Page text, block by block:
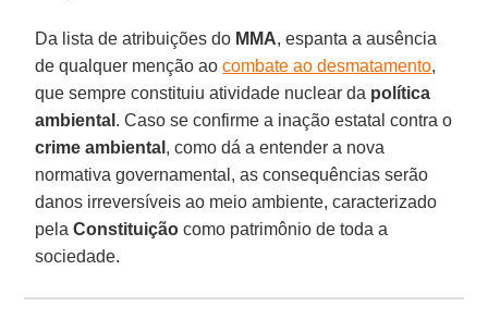
Da lista de atribuições do MMA, espanta a ausência
de qualquer menção aocombate ao desmatamento,
que sempre constituiu atividade nuclear da política
ambiental . Caso se confirme a inação estatal contra o
crime ambiental , como dá a entender a nova
normativa governamental, as consequências serão
danos irreversíveis ao meio ambiente, caracterizado
pelaConstituição como patrimônio de toda a
sociedade.